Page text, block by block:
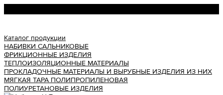
Каталог продукции
НАБИВКИ САЛЬНИКОВЫЕ
ФРИКЦИОННЫЕ ИЗДЕЛИЯ
ТЕПЛОИЗОЛЯЦИОННЫЕ МАТЕРИАЛЫ
ПРОКЛАДОЧНЫЕ МАТЕРИАЛЫ И ВЫРУБНЫЕ ИЗДЕЛИЯ ИЗ НИХ
МЯГКАЯ ТАРА ПОЛИПРОПИЛЕНОВАЯ
ПОЛИУРЕТАНОВЫЕ ИЗДЕЛИЯ